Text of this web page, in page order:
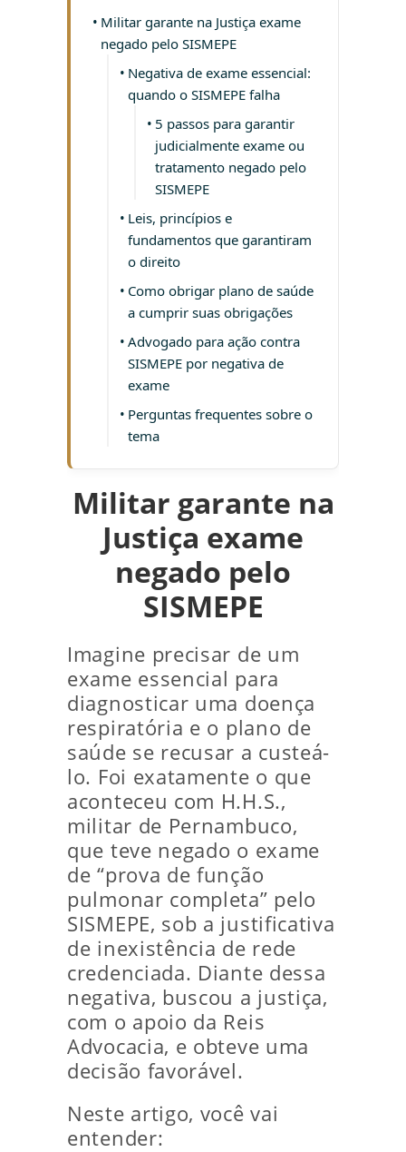
Militar garante na Justiça exame
negado pelo SISMEPE
Negativa de exame essencial:
quando o SISMEPE falha
5 passos para garantir
judicialmente exame ou
tratamento negado pelo
SISMEPE
Leis, princípios e
fundamentos que garantiram
o direito
Como obrigar plano de saúde
a cumprir suas obrigações
Advogado para ação contra
SISMEPE por negativa de
exame
Perguntas frequentes sobre o
tema
Militar garante na
Justiça exame
negado pelo
SISMEPE
Imagine precisar de um
exame essencial para
diagnosticar uma doença
respiratória e o plano de
saúde se recusar a custeá-
lo. Foi exatamente o que
aconteceu com H.H.S.,
militar de Pernambuco,
que teve negado o exame
de “prova de função
pulmonar completa” pelo
SISMEPE, sob a justificativa
de inexistência de rede
credenciada. Diante dessa
negativa, buscou a justiça,
com o apoio da Reis
Advocacia, e obteve uma
decisão favorável.
Neste artigo, você vai
entender: